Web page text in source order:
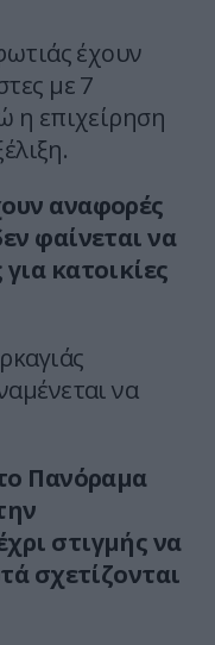
έχουν
με 7
η επιχείρηση
αναφορές
φαίνεται να
κατοικίες
να
Πανόραμα
στιγμής να
σχετίζονται